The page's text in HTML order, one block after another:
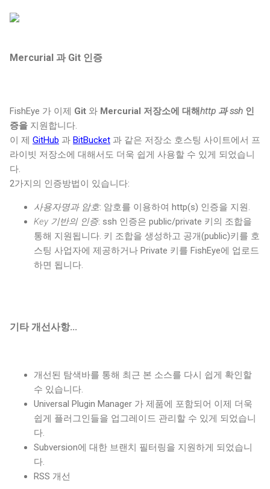
Mercurial 과 Git 인증
FishEye 가 이제 Git 와 Mercurial 저장소에 대해http 과 ssh 인
증을 지원합니다.
이 제 GitHub 과 BitBucket 과 같은 저장소 호스팅 사이트에서 프
라이빗 저장소에 대해서도 더욱 쉽게 사용할 수 있게 되었습니
다.
2가지의 인증방법이 있습니다:
사용자명과 암호: 암호를 이용하여 http(s) 인증을 지원.
Key 기반의 인증: ssh 인증은 public/private 키의 조합을
통해 지원됩니다. 키 조합을 생성하고 공개(public)키를 호
스팅 사업자에 제공하거나 Private 키를 FishEye에 업로드
하면 됩니다.
기타 개선사항...
개선된 탐색바를 통해 최근 본 소스를 다시 쉽게 확인할
수 있습니다.
Universal Plugin Manager 가 제품에 포함되어 이제 더욱
쉽게 플러그인들을 업그레이드 관리할 수 있게 되었습니
다.
Subversion에 대한 브랜치 필터링을 지원하게 되었습니
다.
RSS 개선